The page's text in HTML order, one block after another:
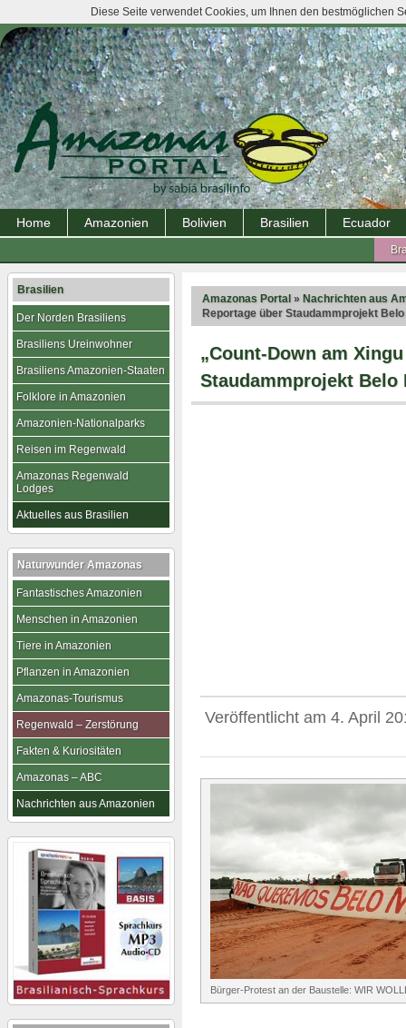
Home Amazonien Bolivien Brasilien Ecuador
Amazonas Portal » Nachrichten aus
Reportage über Staudammprojekt Belo
„Count-Down am
Staudammprojekt Belo
Veröffentlicht am 4. April
Bürger-Protest an der Baustelle: WIR
Brasilien
Der Norden Brasiliens
Brasiliens Ureinwohner
Brasiliens Amazonien-Staaten
Folklore in Amazonien
Amazonien-Nationalparks
Reisen im Regenwald
Amazonas Regenwald
Lodges
Aktuelles aus Brasilien
Naturwunder Amazonas
Fantastisches Amazonien
Menschen in Amazonien
Tiere in Amazonien
Pflanzen in Amazonien
Amazonas-Tourismus
Regenwald – Zerstörung
Fakten & Kuriositäten
Amazonas – ABC
Nachrichten aus Amazonien
Diese Seite verwendet Cookies, um Ihnen den bestmöglichen